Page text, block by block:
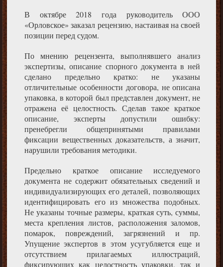
В октябре 2018 года руководитель ООО
«Орловское» заказал рецензию, настаивая на своей
позиции перед судом.
По мнению рецензента, выполнявшего анализ
экспертизы, описание спорного документа в ней
сделано предельно кратко: не указаны
отличительные особенности договора, не описана
упаковка, в которой был представлен документ, не
отражена её целостность. Сделав такое краткое
описание, эксперты допустили ошибку:
пренебрегли общепринятыми правилами
фиксации вещественных доказательств, а значит,
нарушили требования методики.
Предельно краткое описание исследуемого
документа не содержит обязательных сведений и
индивидуализирующих его деталей, позволяющих
идентифицировать его из множества подобных.
Не указаны точные размеры, краткая суть, суммы,
места крепления листов, расположения заломов,
помарок, повреждений, загрязнений и пр.
Упущение экспертов в этом усугубляется еще и
отсутствием прилагаемых иллюстраций,
фиксирующих как целостность упаковки, так и